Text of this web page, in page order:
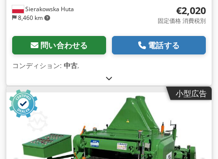
Sierakowska Huta
8,460 km
€2,020
固定価格 消費税別
問い合わせる 電話する
コンディション: 中古,
小型広告